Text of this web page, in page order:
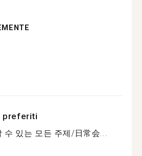
preferiti
수 있는 모든 주제/日常会...